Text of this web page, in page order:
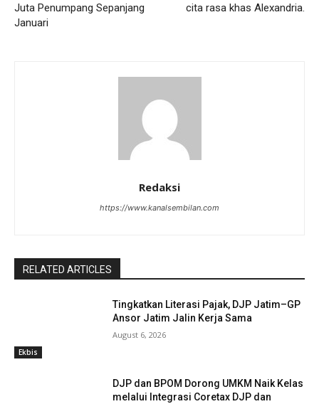
Juta Penumpang Sepanjang
Januari
cita rasa khas Alexandria.
Redaksi
https://www.kanalsembilan.com
RELATED ARTICLES
Ekbis
Tingkatkan Literasi Pajak, DJP Jatim–GP
Ansor Jatim Jalin Kerja Sama
August 6, 2026
DJP dan BPOM Dorong UMKM Naik Kelas
melalui Integrasi Coretax DJP dan